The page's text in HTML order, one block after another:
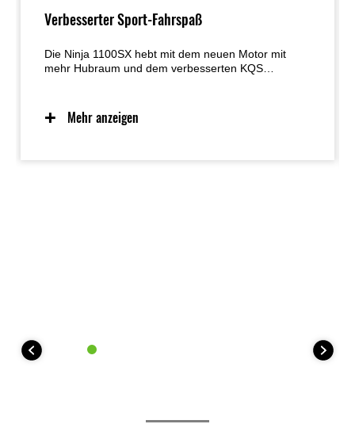
Verbesserter Sport-Fahrspaß
Die Ninja 1100SX hebt mit dem neuen Motor mit
mehr Hubraum und dem verbesserten KQS
Fahrwerkskomponenten und das dynamische Ninja-
Styling des Vorgängermodells wurden beibehalten,
Mehr anzeigen